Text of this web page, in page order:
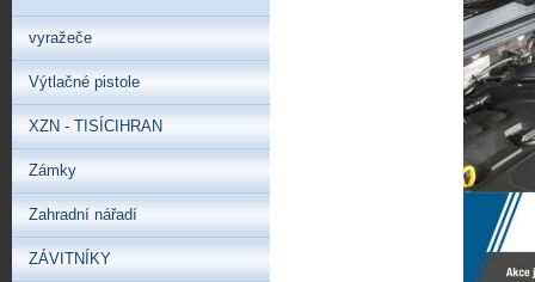
vyražeče
Výtlačné pistole
XZN - TISÍCIHRAN
Zámky
Zahradní nářadí
ZÁVITNÍKY